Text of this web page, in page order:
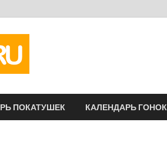
ПОКАТУШЕК КАЛЕНДАРЬ ГОНОК